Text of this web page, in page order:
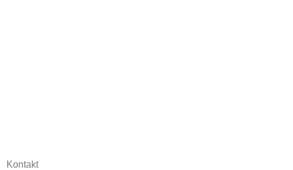
Kontakt